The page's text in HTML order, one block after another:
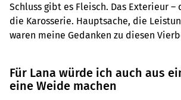
Schluss gibt es Fleisch. Das Exterieur –
die Karosserie. Hauptsache, die
waren meine Gedanken zu diesen
Für Lana würde ich auch aus
eine Weide machen